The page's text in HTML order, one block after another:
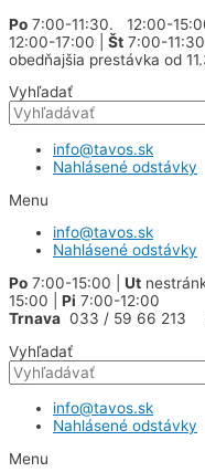
Preskočiť
na
obsah
Po 7:00-11:30. 12:00-
12:00-17:00 | Št 7:00-
obedňajšia prestávka od
Vyhľadať
info@tavos.sk
Nahlásené odstávky
Menu
info@tavos.sk
Nahlásené odstávky
Po 7:00-15:00 | Ut
15:00 | Pi 7:00-12:00
Trnava 033 / 59 66 213
Vyhľadať
info@tavos.sk
Nahlásené odstávky
Menu